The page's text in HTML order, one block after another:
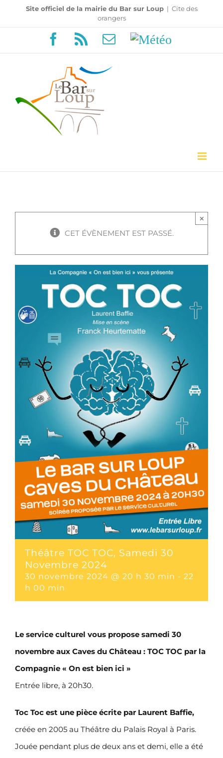
au
Site officiel de la mairie du Bar sur Loup | Cite des
orangers
Facebook
Rss EmailMétéo
CET ÉVÈNEMENT EST PASSÉ.
×
Théâtre TOC TOC, Samedi 30
Novembre 2024
30 novembre 2024 @ 20 h 30 min - 22
h 00 min
Le service culturel vous propose samedi 30
novembre aux Caves du Château : TOC TOC par la
Compagnie « On est bien ici »
Entrée libre, à 20h30.
Toc Toc est une pièce écrite par Laurent Baffie,
créée en 2005 au Théâtre du Palais Royal à Paris.
Jouée pendant plus de deux ans et demi, elle a été